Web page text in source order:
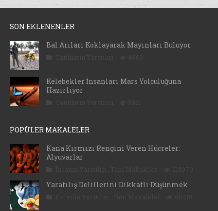
SON EKLENENLER
Bal Arıları Koklayarak Mayınları Buluyor
Kelebekler İnsanları Mars Yolculuğuna
Hazırlıyor
POPÜLER MAKALELER
Kana Kırmızı Rengini Veren Hücreler:
Alyuvarlar
Yaratılış Delillerini Dikkatli Düşünmek